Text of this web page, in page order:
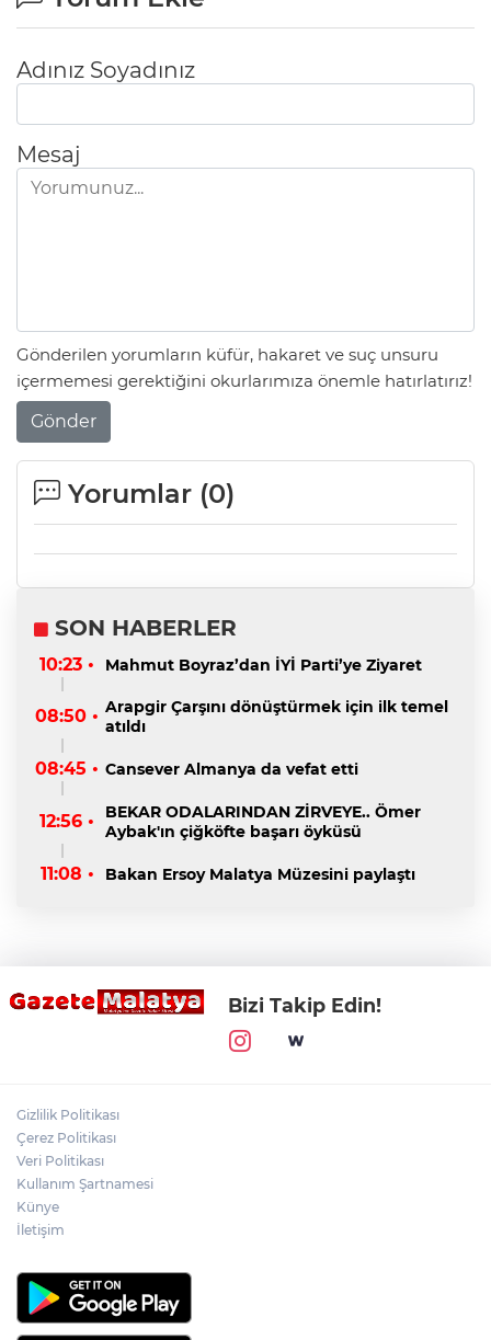
Adınız Soyadınız
Mesaj
Gönderilen yorumların küfür, hakaret ve suç unsuru
içermemesi gerektiğini okurlarımıza önemle hatırlatırız!
Gönder
Yorumlar (0)
SON HABERLER
10:23 • Mahmut Boyraz’dan İYİ Parti’ye Ziyaret
08:50 • Arapgir Çarşını dönüştürmek için ilk temel
atıldı
08:45 • Cansever Almanya da vefat etti
12:56 •
BEKAR ODALARINDAN ZİRVEYE.. Ömer
Aybak'ın çiğköfte başarı öyküsü
11:08 • Bakan Ersoy Malatya Müzesini paylaştı
Bizi Takip Edin!
Gizlilik Politikası
Çerez Politikası
Veri Politikası
Kullanım Şartnamesi
Künye
İletişim